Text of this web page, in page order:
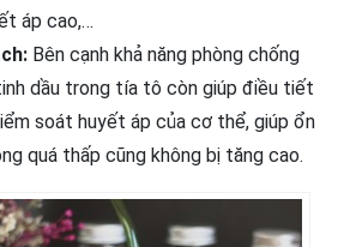
áp cao,…
Bên cạnh khả năng phòng chống
dầu trong tía tô còn giúp điều tiết
soát huyết áp của cơ thể, giúp ổn
quá thấp cũng không bị tăng cao.